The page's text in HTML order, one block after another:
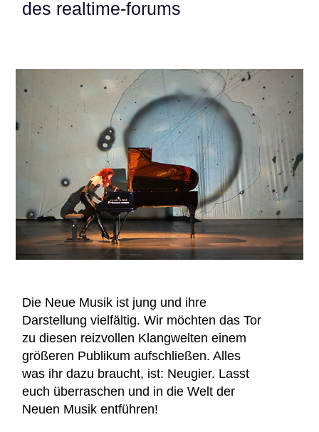
des realtime-forums
Die Neue Musik ist jung und ihre
Darstellung vielfältig. Wir möchten das Tor
zu diesen reizvollen Klangwelten einem
größeren Publikum aufschließen. Alles
was ihr dazu braucht, ist: Neugier. Lasst
euch überraschen und in die Welt der
Neuen Musik entführen!